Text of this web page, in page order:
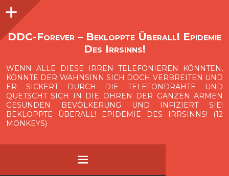
O
p
e
n
i
d
e
b
a
DDC-Forever – Bekloppte Überall! Epidemie
Des Irrsinns!
WENN ALLE DIESE IRREN TELEFONIEREN KÖNNTEN,
KÖNNTE DER WAHNSINN SICH DOCH VERBREITEN UND
ER SICKERT DURCH DIE TELEFONDRÄHTE UND
QUETSCHT SICH IN DIE OHREN DER GANZEN ARMEN
GESUNDEN BEVÖLKERUNG UND INFIZIERT SIE!
BEKLOPPTE ÜBERALL! EPIDEMIE DES IRRSINNS! (12
MONKEYS)
MENÜ
Seitenleiste